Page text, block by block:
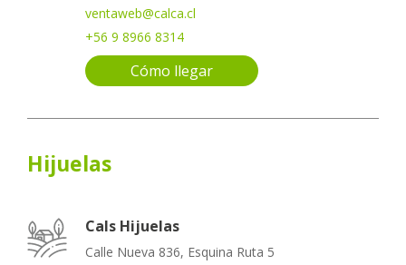
ventaweb@calca.cl
+56 9 8966 8314
Cómo llegar
Hijuelas
Cals Hijuelas
Calle Nueva 836, Esquina Ruta 5